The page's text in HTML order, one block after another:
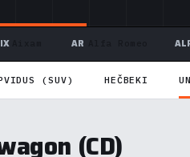
AR
(SUV) HEČBEKI
(CD)